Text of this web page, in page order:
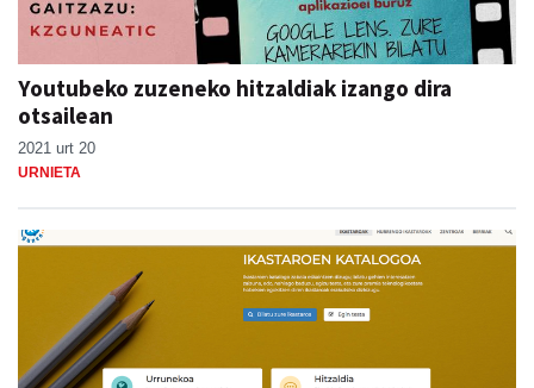
Youtubeko zuzeneko hitzaldiak izango dira
otsailean
2021 urt 20
URNIETA